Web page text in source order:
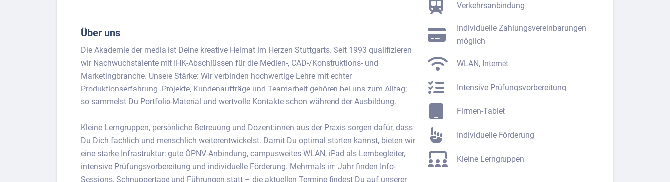
Über uns
Die Akademie der media ist Deine kreative Heimat im Herzen Stuttgarts. Seit 1993 qualifizieren
wir Nachwuchstalente mit IHK-Abschlüssen für die Medien-, CAD-/Konstruktions- und
Marketingbranche. Unsere Stärke: Wir verbinden hochwertige Lehre mit echter
Produktionserfahrung. Projekte, Kundenaufträge und Teamarbeit gehören bei uns zum Alltag;
so sammelst Du Portfolio-Material und wertvolle Kontakte schon während der Ausbildung.
Kleine Lerngruppen, persönliche Betreuung und Dozent:innen aus der Praxis sorgen dafür, dass
Du Dich fachlich und menschlich weiterentwickelst. Damit Du optimal starten kannst, bieten wir
eine starke Infrastruktur: gute ÖPNV-Anbindung, campusweites WLAN, iPad als Lernbegleiter,
intensive Prüfungsvorbereitung und individuelle Förderung. Mehrmals im Jahr finden Info-
Sessions, Schnuppertage und Führungen statt – die aktuellen Termine findest Du auf unserer
Verkehrsanbindung
Individuelle Zahlungsvereinbarungen
möglich
WLAN, Internet
Intensive Prüfungsvorbereitung
Firmen-Tablet
Individuelle Förderung
Kleine Lerngruppen